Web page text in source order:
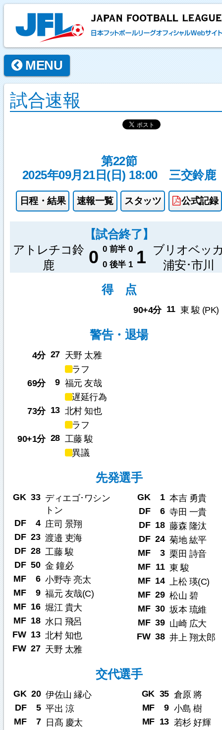
MENU
試合速報
第22節
2025年09月21日(日) 18:00
三交鈴鹿
日程・結果 速報一覧 スタッツ 公式記録
【試合終了】
アトレチコ鈴
鹿
0 0 前半 0 1 ブリオベッ
浦安･市川
0 後半 1
得 点
90+4分 11 東 駿 (PK)
警告・退場
4分 27 天野 太雅
ラフ
69分
9 福元 友哉
遅延行為
73分 13 北村 知也
ラフ
90+1分 28 工藤 駿
異議
先発選手
GK 33 ディエゴ･ワシン
トン
DF
4 庄司 景翔
DF 23 渡邉 吏海
DF 28 工藤 駿
DF 50 金 鐘必
MF
6 小野寺 亮太
MF
9 福元 友哉(C)
MF 16 堀江 貴大
MF 18 水口 飛呂
FW 13 北村 知也
FW 27 天野 太雅
GK 1 本吉 勇貴
DF
6 寺田 一貴
DF 18 藤森 隆汰
DF 24 菊地 紘平
MF
3 栗田 詩音
MF 11 東 駿
MF 14 上松 瑛(C)
MF 29 松山 碧
MF 30 坂本 琉維
MF 39 山崎 広大
FW 38 井上 翔太郎
交代選手
GK 20 伊佐山 縁心
DF
5 平出 涼
MF
7
日髙 慶太
GK 35 倉原 將
MF
9 小島 樹
MF 13 若杉 好輝